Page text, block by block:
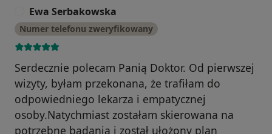
Ewa Serbakowska
Numer telefonu zweryfikowany
Serdecznie polecam Panią Doktor. Od pierwszej
wizyty, byłam przekonana, że trafiłam do
odpowiedniego lekarza i empatycznej
osoby.Natychmiast zostałam skierowana na
potrzebne badania i został ułożony plan